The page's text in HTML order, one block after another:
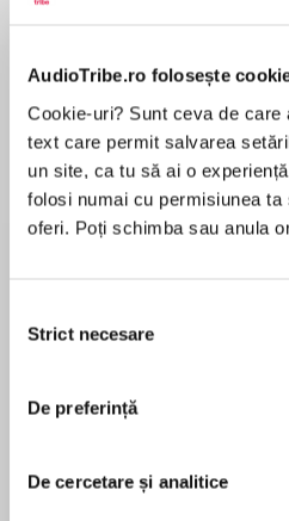
AudioTribe.ro folosește
Cookie-uri? Sunt ceva de
text care permit salvarea
un site, ca tu să ai o
folosi numai cu permisiunea
oferi. Poți schimba sau anula
consimțământului
Strict necesare
De preferință
De cercetare și analitice
Elita de Argint (Elita
Diavolul se
Desprecarte
Într-un orășel din America
dezarmantă: sărăcie,
oricărei siguranțe
MAI MULT